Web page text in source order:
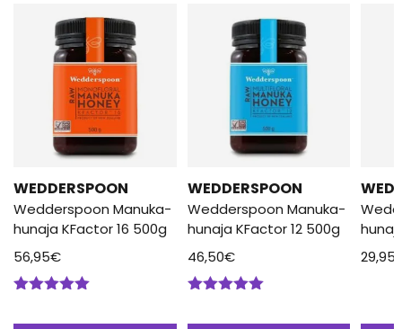
WEDDERSPOON
Wedderspoon Manuka-
hunaja KFactor 16 500g
56,95€
WEDDERSPOON
Wedderspoon Manuka-
hunaja KFactor 12 500g
46,50€
29,95